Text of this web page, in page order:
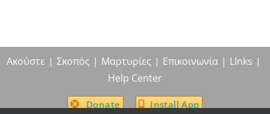
Ακούστε Σκοπός Μαρτυρίες Επικοινωνία
LInks
Help Center
Donate Install App